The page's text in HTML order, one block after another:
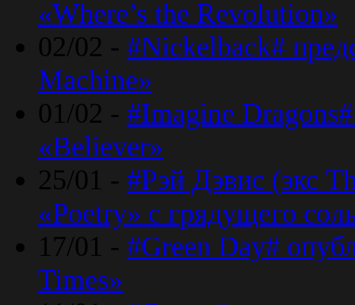
«Where’s the Revolution»
02/02 - #Nickelback#
Machine»
01/02 - #Imagine
«Believer»
25/01 - #Рэй Дэвис (экс
«Poetry» с грядущего
17/01 - #Green Day#
Times»